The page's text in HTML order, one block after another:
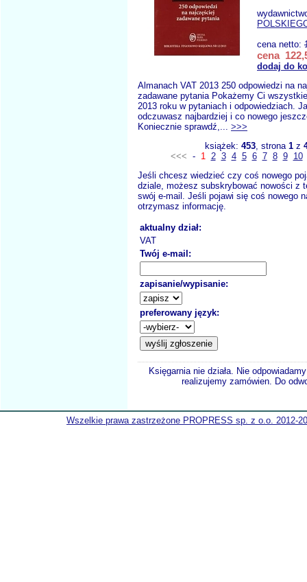
cena netto:
cena
dodaj do
Almanach VAT 2013 250 odpowiedzi na
zadawane pytania Pokażemy Ci
2013 roku w pytaniach i odpowiedziach.
odczuwasz najbardziej i co nowego
Koniecznie sprawdź,... >>>
książek: 453, strona 1z
<<< - 1 2 3 4 5 6 7 8 9
10
Jeśli chcesz wiedzieć czy coś nowego
dziale, możesz subskrybować nowości z
swój e-mail. Jeśli pojawi się coś nowego
otrzymasz informację.
aktualny dział:
VAT
Twój e-mail:
zapisanie/wypisanie:
preferowany język:
Księgarnia nie działa. Nie
realizujemy zamówien. Do
Wszelkie prawa zastrzeżone PROPRESS sp. z o.o. 2012-